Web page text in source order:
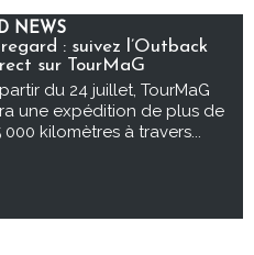
NEWS
: suivez l’Outback
sur TourMaG
du 24 juillet, TourMaG
une expédition de plus de
000 kilomètres à travers...